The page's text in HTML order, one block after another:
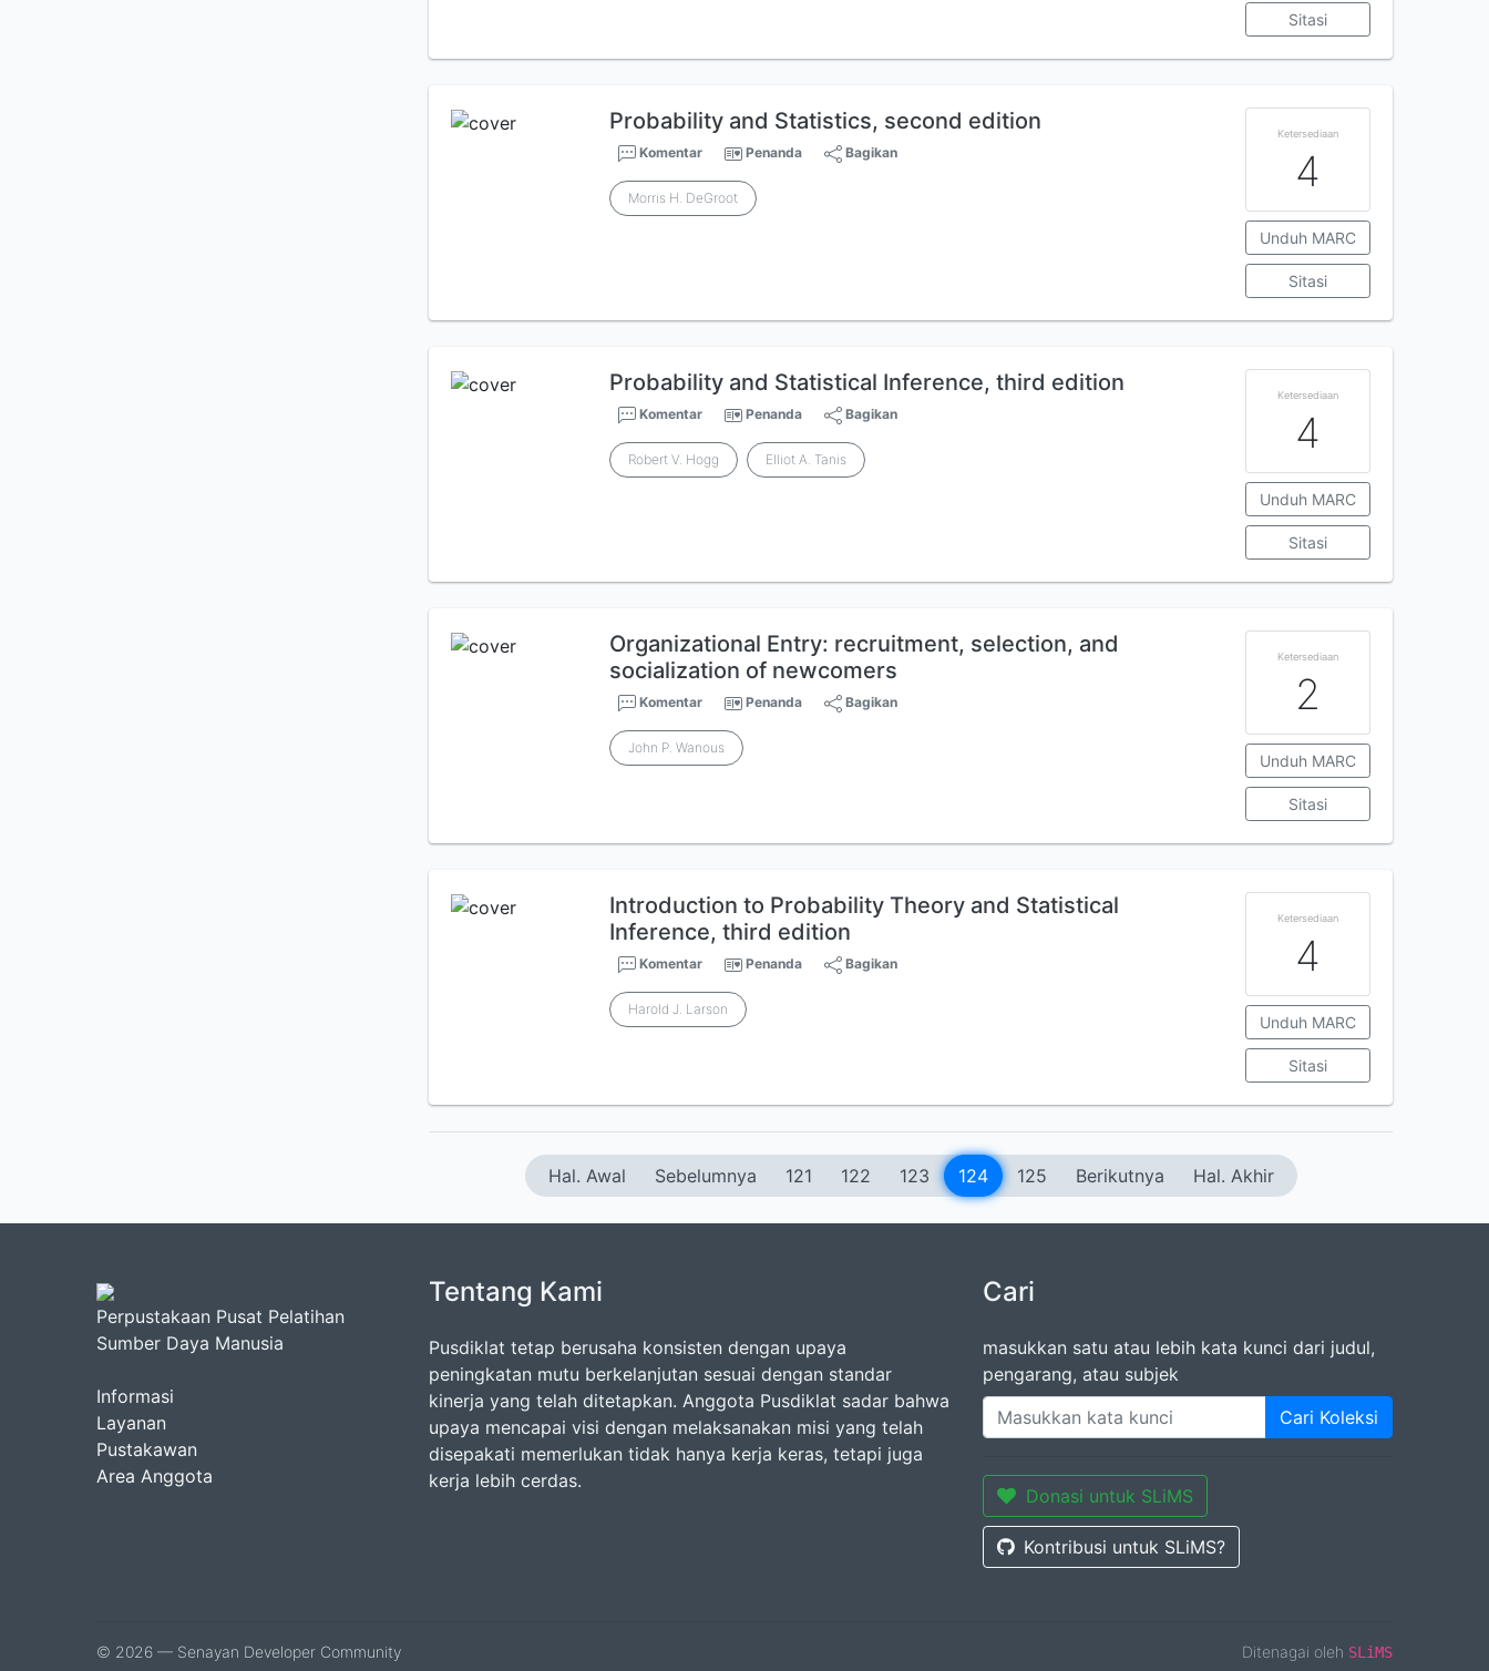
Sitasi
Probability and Statistics, second edition
Komentar Penanda Bagikan
Morris H. DeGroot
Ketersediaan
4
Unduh MARC
Sitasi
Probability and Statistical Inference, third edition
Komentar Penanda Bagikan
Robert V. Hogg Elliot A. Tanis
Ketersediaan
4
Unduh MARC
Sitasi
Organizational Entry: recruitment, selection, and
socialization of newcomers
Komentar Penanda Bagikan
John P. Wanous
Ketersediaan
2
Unduh MARC
Sitasi
Introduction to Probability Theory and Statistical
Inference, third edition
Komentar Penanda Bagikan
Harold J. Larson
Ketersediaan
4
Unduh MARC
Sitasi
Hal. Awal Sebelumnya 121 122 123 124 125 Berikutnya Hal. Akhir
Perpustakaan Pusat Pelatihan
Sumber Daya Manusia
Informasi
Layanan
Pustakawan
Area Anggota
Tentang Kami
Pusdiklat tetap berusaha konsisten dengan upaya
peningkatan mutu berkelanjutan sesuai dengan standar
kinerja yang telah ditetapkan. Anggota Pusdiklat sadar bahwa
upaya mencapai visi dengan melaksanakan misi yang telah
disepakati memerlukan tidak hanya kerja keras, tetapi juga
kerja lebih cerdas.
Cari
masukkan satu atau lebih kata kunci dari judul,
pengarang, atau subjek
Cari Koleksi
Donasi untuk SLiMS
Kontribusi untuk SLiMS?
© 2026 — Senayan Developer Community Ditenagai oleh SLiMS